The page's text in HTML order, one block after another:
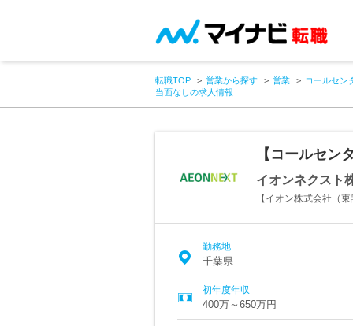
転職TOP 営業から探す 営業
コールセン
当面なしの求人情報
【コールセ
イオンネクスト
【イオン株式会社（
勤務地
千葉県
初年度年収
400万～650万円